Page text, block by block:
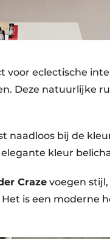
voor eclectische
Deze natuurlijke
naadloos bij de
kleur
Craze voegen
is een moderne